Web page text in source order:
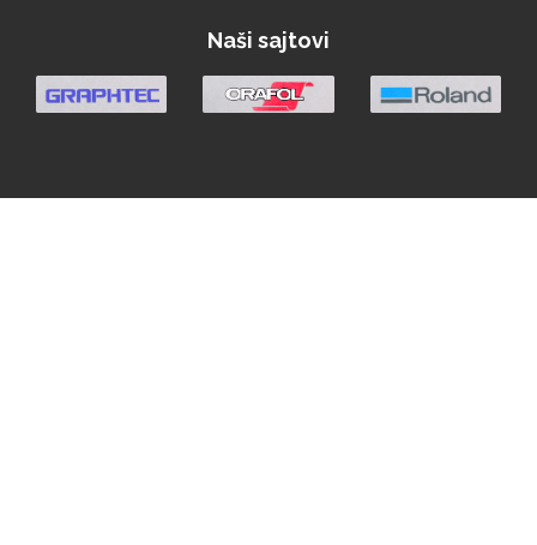
Naši sajtovi